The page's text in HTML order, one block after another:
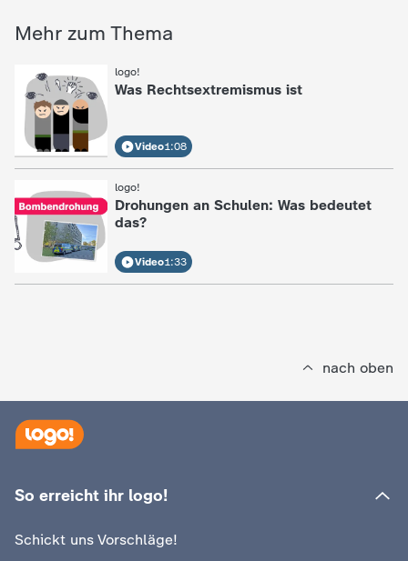
Mehr zum Thema
logo!
Was Rechtsextremismus ist
Video1:08
logo!
Drohungen an Schulen: Was bedeutet
das?
Video1:33
nach oben
So erreicht ihr logo!
Schickt uns Vorschläge!